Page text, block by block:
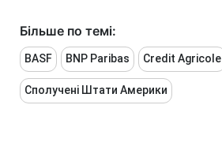
Більше по темі:
BASF BNP Paribas Credit Agricole
Сполучені Штати Америки